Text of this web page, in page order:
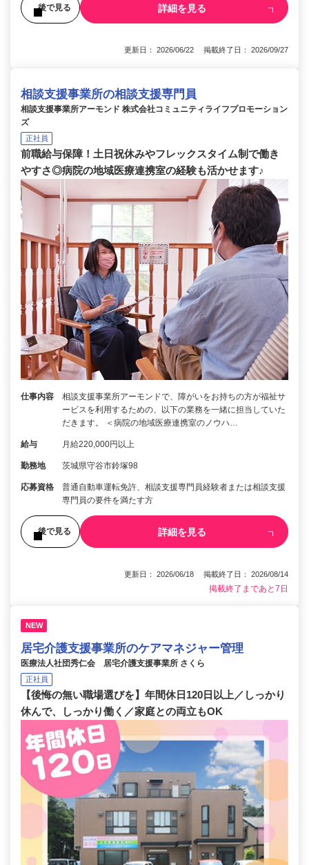
後で見る 詳細を見る
更新日： 2026/06/22 掲載終了日： 2026/09/27
相談支援事業所の相談支援専門員
相談支援事業所アーモンド 株式会社コミュニティライフプロモーション
ズ
正社員
前職給与保障！土日祝休みやフレックスタイム制で働き
やすさ◎病院の地域医療連携室の経験も活かせます♪
仕事内容
相談支援事業所アーモンドで、障がいをお持ちの方が福祉サ
ービスを利用するための、以下の業務を一緒に担当していた
だきます。 ＜病院の地域医療連携室のノウハ…
給与 月給220,000円以上
勤務地 茨城県守谷市鈴塚98
応募資格
普通自動車運転免許、相談支援専門員経験者または相談支援
専門員の要件を満たす方
後で見る 詳細を見る
更新日： 2026/06/18 掲載終了日： 2026/08/14
掲載終了まであと7日
NEW
居宅介護支援事業所のケアマネジャー管理
医療法人社団秀仁会 居宅介護支援事業所 さくら
正社員
【後悔の無い職場選びを】年間休日120日以上／しっかり
休んで、しっかり働く／家庭との両立もOK